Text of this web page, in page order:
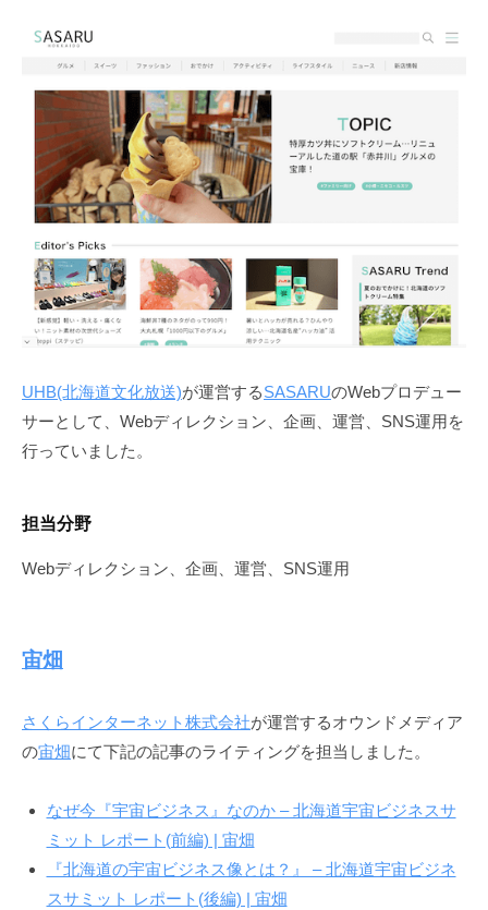
UHB(北海道文化放送)が運営するSASARUのWebプロデュー
サーとして、Webディレクション、企画、運営、SNS運用を
行っていました。
担当分野
Webディレクション、企画、運営、SNS運用
宙畑
さくらインターネット株式会社が運営するオウンドメディア
の宙畑にて下記の記事のライティングを担当しました。
なぜ今『宇宙ビジネス』なのか – 北海道宇宙ビジネスサ
ミット レポート(前編) | 宙畑
『北海道の宇宙ビジネス像とは？』 – 北海道宇宙ビジネ
スサミット レポート(後編) | 宙畑